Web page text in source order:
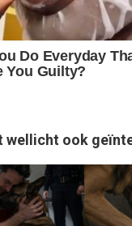
wellicht ook